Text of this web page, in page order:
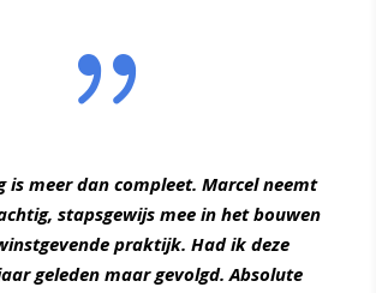
{
is meer dan compleet. Marcel neemt
stapsgewijs mee in het bouwen
praktijk. Had ik deze
geleden maar gevolgd. Absolute